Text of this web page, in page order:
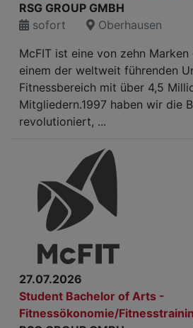
RSG GROUP GMBH
sofort
Oberhausen
McFIT ist eine von zehn Marken
einem der weltweit führenden
Fitnessbereich mit über 4,5
Mitgliedern.1997 haben wir die
revolutioniert, ...
27.07.2026
Student Bachelor of Arts -
Fitnessökonomie/